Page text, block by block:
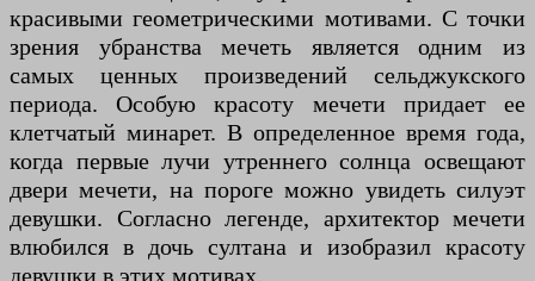
красивыми геометрическими мотивами. С точки
зрения убранства мечеть является одним из
самых ценных произведений сельджукского
периода. Особую красоту мечети придает ее
клетчатый минарет. В определенное время года,
когда первые лучи утреннего солнца освещают
двери мечети, на пороге можно увидеть силуэт
девушки. Согласно легенде, архитектор мечети
влюбился в дочь султана и изобразил красоту
девушки в этих мотивах.